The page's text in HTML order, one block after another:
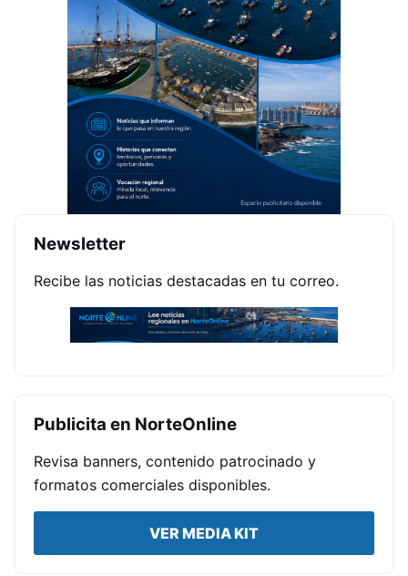
Newsletter
Recibe las noticias destacadas en tu correo.
Publicita en NorteOnline
Revisa banners, contenido patrocinado y
formatos comerciales disponibles.
VER MEDIA KIT